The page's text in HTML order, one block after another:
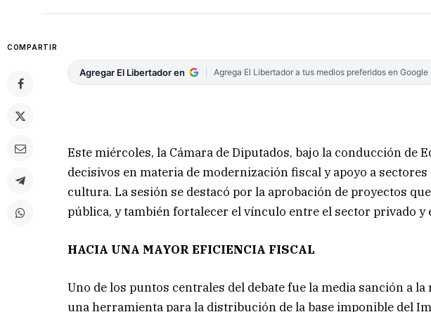
COMPARTIR
Agregar El Libertador en Agrega El Libertador a tus medios preferidos en Google
Este miércoles, la Cámara de Diputados, bajo la conducción de
decisivos en materia de modernización fiscal y apoyo a
cultura. La sesión se destacó por la aprobación de proyectos
pública, y también fortalecer el vínculo entre el sector privado
HACIA UNA MAYOR EFICIENCIA FISCAL
Uno de los puntos centrales del debate fue la media sanción a
una herramienta para la distribución de la base imponible del